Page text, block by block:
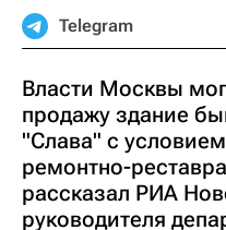
Telegram
Власти Москвы
продажу здание
"Слава" с
ремонтно-
рассказал РИА
руководителя